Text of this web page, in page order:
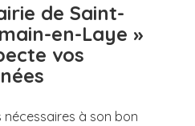
de Saint-
en-Laye »
vos
nécessaires à son bon
meteo